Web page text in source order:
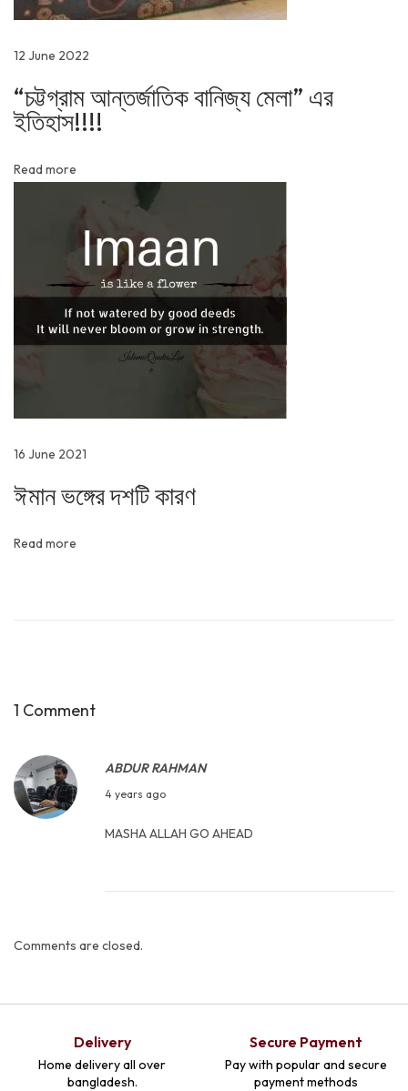
হা
!
!
12 June 2022
“চট্টগ্রাম আন্তর্জাতিক বানিজ্য মেলা” এর
ইতিহাস!!!!
Read more
16 June 2021
ঈমান ভঙ্গের দশটি কারণ
Read more
1 Comment
ABDUR RAHMAN
4 years ago3
MASHA ALLAH GO AHEAD
Comments are closed.
Delivery
Home delivery all over
bangladesh.
Secure Payment
Pay with popular and secure
payment methods